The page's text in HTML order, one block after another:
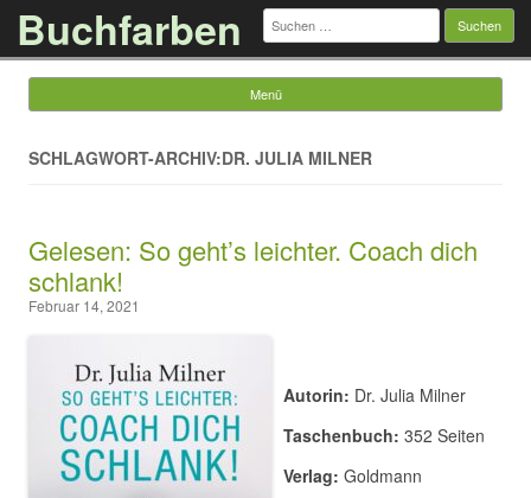
Buchfarben Suchen
nach:
Menü
SCHLAGWORT-ARCHIV:DR. JULIA MILNER
Gelesen: So geht’s leichter. Coach dich
schlank!
Februar 14, 2021
Autorin: Dr. Julia Milner
Taschenbuch: 352 Seiten
Verlag: Goldmann